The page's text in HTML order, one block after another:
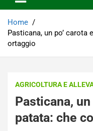
Home
Pasticana, un po’ carota
ortaggio
AGRICOLTURA E
Pasticana, un
patata: che